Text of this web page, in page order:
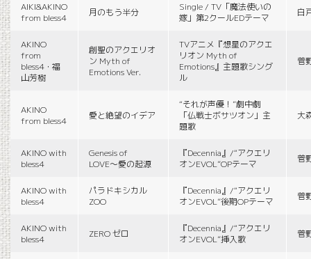
AIKI&AKINO
from bless4
月のもう半分
Single / TV「魔法使いの
嫁」第2クールEDテーマ
白
AKINO
from
bless4・福
山芳樹
創聖のアクエリオ
ン Myth of
Emotions Ver.
TVアニメ『想星のアクエ
リオン Myth of
Emotions』主題歌シング
ル
菅
AKINO
from bless4
愛と絶望のイデア
“それが声優！”劇中劇
「仏戦士ボサツオン」主
題歌
大
AKINO with
bless4
Genesis of
LOVE〜愛の起源
『Decennia』/“アクエリ
オンEVOL”OPテーマ
菅
AKINO with
bless4
パラドキシカル
ZOO
『Decennia』/“アクエリ
オンEVOL”後期OPテーマ
菅
AKINO with
bless4
ZERO ゼロ
『Decennia』/“アクエリ
オンEVOL”挿入歌
菅